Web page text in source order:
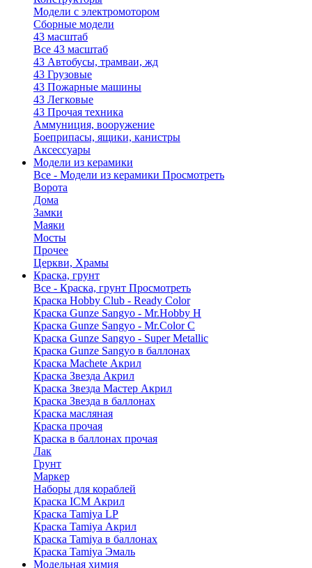
Модели с электромотором
Сборные модели
43 масштаб
Все 43 масштаб
43 Автобусы, трамваи, жд
43 Грузовые
43 Пожарные машины
43 Легковые
43 Прочая техника
Аммуниция, вооружение
Боеприпасы, ящики, канистры
Аксессуары
Модели из керамики
Все - Модели из керамики Просмотреть
Ворота
Дома
Замки
Маяки
Мосты
Прочее
Церкви, Храмы
Краска, грунт
Все - Краска, грунт Просмотреть
Краска Hobby Club - Ready Color
Краска Gunze Sangyo - Mr.Hobby H
Краска Gunze Sangyo - Mr.Color C
Краска Gunze Sangyo - Super Metallic
Краска Gunze Sangyo в баллонах
Краска Machete Акрил
Краска Звезда Акрил
Краска Звезда Мастер Акрил
Краска Звезда в баллонах
Краска масляная
Краска прочая
Краска в баллонах прочая
Лак
Грунт
Маркер
Наборы для кораблей
Краска ICM Акрил
Краска Tamiya LP
Краска Tamiya Акрил
Краска Tamiya в баллонах
Краска Tamiya Эмаль
Модельная химия